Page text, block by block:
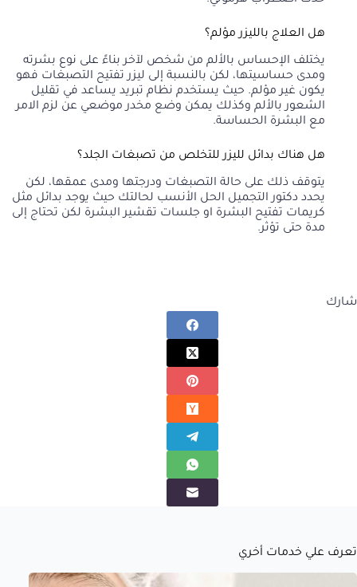
هل العلاج بالليزر مؤلم؟
يختلف الإحساس بالألم من شخص لآخر بناءً على نوع بشرته
ومدى حساسيتها، لكن بالنسبة إلى ليزر تفتيح التصبغات فهو
يكون غير مؤلم. حيث يستخدم نظام تبريد يساعد في تقليل
الشعور بالألم وكذلك يمكن وضع مخدر موضعي عن لزم الامر
مع البشرة الحساسة.
هل هناك بدائل لليزر للتخلص من تصبغات الجلد؟
يتوقف ذلك على حالة التصبغات ودرجتها ومدى عمقها، لكن
يحدد دكتور التجميل الحل الأنسب لحالتك حيث يوجد بدائل مثل
كريمات تفتيح البشرة او جلسات تقشير البشرة لكن تحتاج إلى
مدة حتى تؤثر.
شارك
تعرف علي خدمات أخري